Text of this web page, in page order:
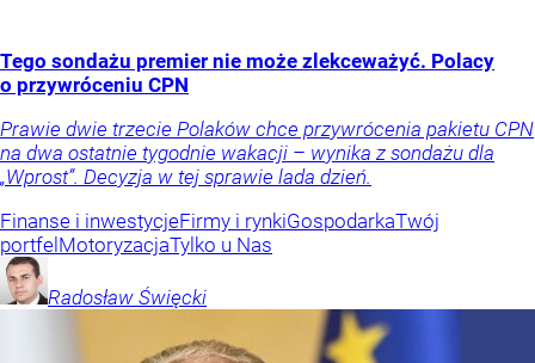
Tego sondażu premier nie może zlekceważyć. Polacy
o przywróceniu CPN
Prawie dwie trzecie Polaków chce przywrócenia pakietu CPN
na dwa ostatnie tygodnie wakacji – wynika z sondażu dla
„Wprost”. Decyzja w tej sprawie lada dzień.
Finanse i inwestycjeFirmy i rynkiGospodarkaTwój
portfel MotoryzacjaTylko u Nas
Radosław Święcki